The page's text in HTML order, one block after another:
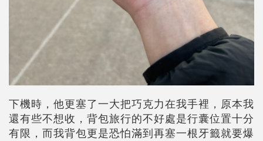
下機時，他更塞了一大把巧克力在我手裡，原本我
還有些不想收，背包旅行的不好處是行囊位置十分
有限，而我背包更是恐怕滿到再塞一根牙籤就要爆